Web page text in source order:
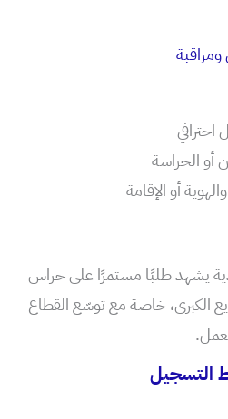
أو الحراسة
أو الإقامة
يشهد طلبًا مستمرًا على حراس
الكبرى، خاصة مع توسّع القطاع
التسجيل